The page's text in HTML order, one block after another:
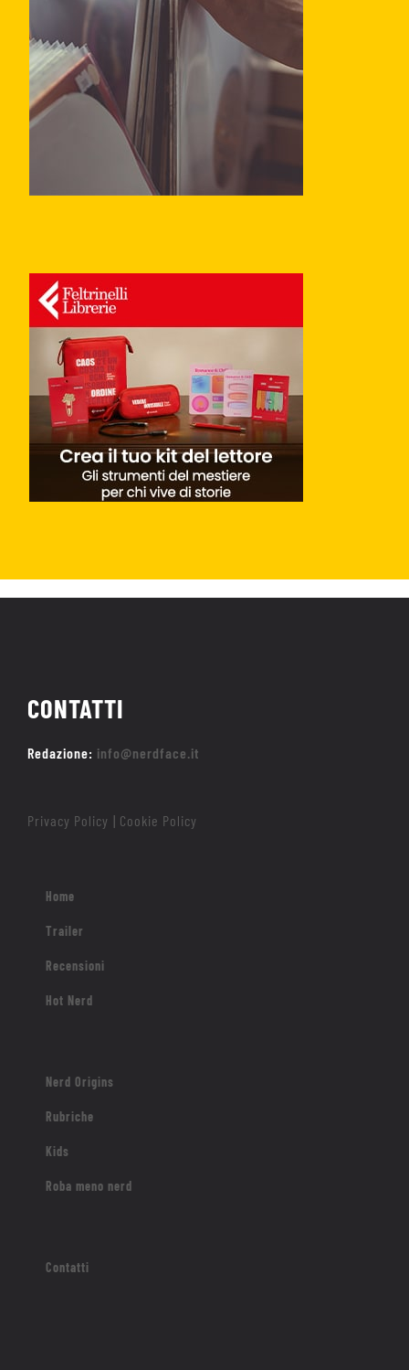
CONTATTI
Redazione: info@nerdface.it
Privacy Policy Cookie Policy
Home
Trailer
Recensioni
Hot Nerd
Nerd Origins
Rubriche
Kids
Roba meno nerd
Contatti